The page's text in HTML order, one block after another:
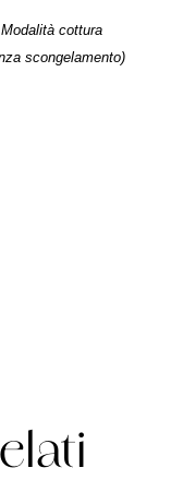
Modalità cottura
scongelamento)